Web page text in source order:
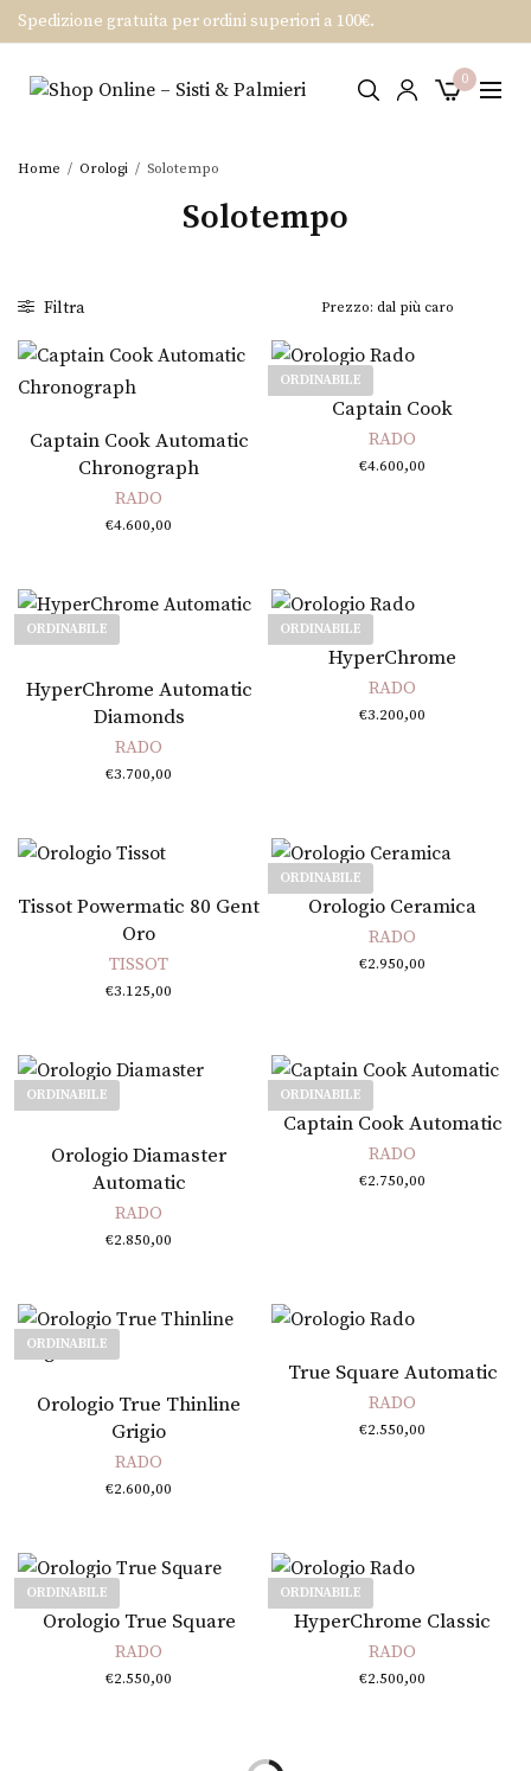
Spedizione gratuita per ordini superiori a 100€.
0
Home / Orologi / Solotempo
Solotempo
Filtra
Aggiungi al carrello
Captain Cook Automatic
Chronograph
RADO
€4.600,00
ORDINABILE
Leggi tutto
Captain Cook
RADO
€4.600,00
ORDINABILE
Leggi tutto
HyperChrome Automatic
Diamonds
RADO
€3.700,00
ORDINABILE
Leggi tutto
HyperChrome
RADO
€3.200,00
Aggiungi al carrello
Tissot Powermatic 80 Gent
Oro
TISSOT
€3.125,00
ORDINABILE
Leggi tutto
Orologio Ceramica
RADO
€2.950,00
ORDINABILE
Leggi tutto
Orologio Diamaster
Automatic
RADO
€2.850,00
ORDINABILE
Leggi tutto
Captain Cook Automatic
RADO
€2.750,00
ORDINABILE
Leggi tutto
Orologio True Thinline
Grigio
RADO
€2.600,00
True Square Automatic
RADO
€2.550,00
ORDINABILE
Leggi tutto
Orologio True Square
RADO
€2.550,00
ORDINABILE
Leggi tutto
HyperChrome Classic
RADO
€2.500,00